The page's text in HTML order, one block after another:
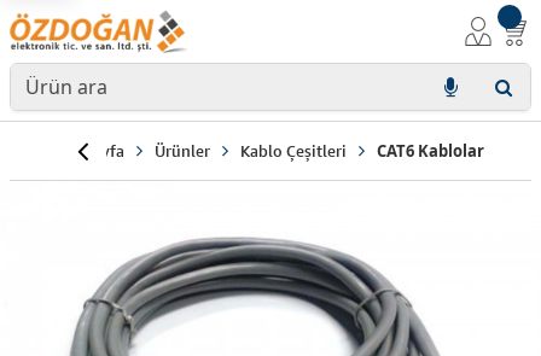
Anasayfa Ürünler Kablo Çeşitleri CAT6 Kablolar